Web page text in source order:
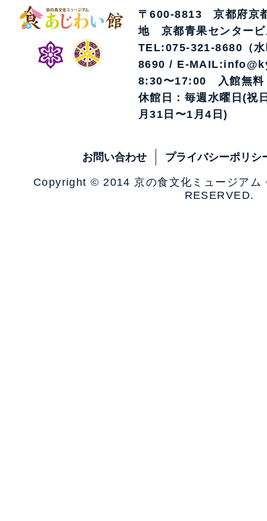
〒600-8813 京都府京
地 京都青果センタービ
TEL:075-321-8680（
8690 / E-
8:30〜17:00 入館無料
休館日：毎週水曜日(祝
月31日〜1月4日)
お問い合わせ プライバシーポリシ
Copyright © 2014 京の食文化ミュージア
RESERVED.